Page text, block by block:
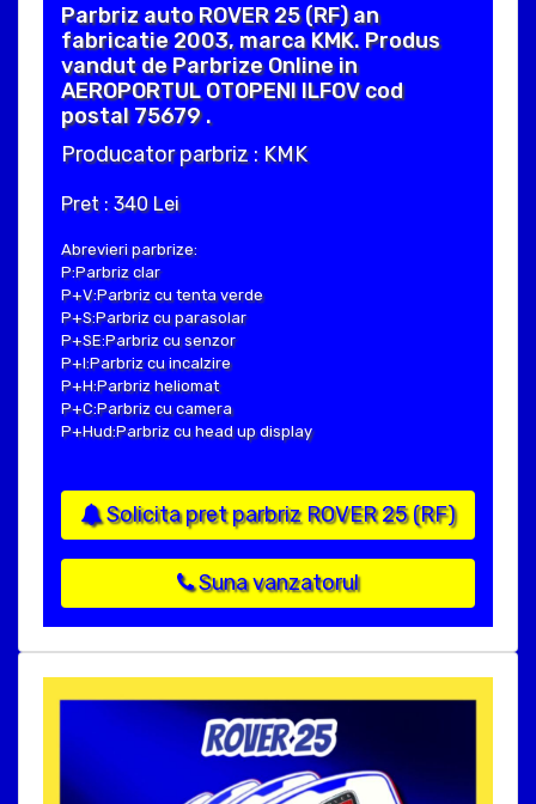
Parbriz auto ROVER 25 (RF) an
fabricatie 2003, marca KMK. Produs
vandut de Parbrize Online in
AEROPORTUL OTOPENI ILFOV cod
postal 75679 .
Producator parbriz : KMK
Pret : 340 Lei
Abrevieri parbrize:
P:Parbriz clar
P+V:Parbriz cu tenta verde
P+S:Parbriz cu parasolar
P+SE:Parbriz cu senzor
P+I:Parbriz cu incalzire
P+H:Parbriz heliomat
P+C:Parbriz cu camera
P+Hud:Parbriz cu head up display
Solicita pret parbriz ROVER 25 (RF)
Suna vanzatorul